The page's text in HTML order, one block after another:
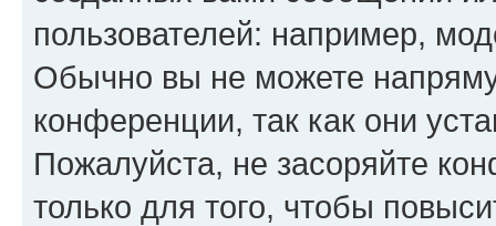
пользователей: например,
Обычно вы не можете
конференции, так как они
Пожалуйста, не засоряйте
только для того, чтобы